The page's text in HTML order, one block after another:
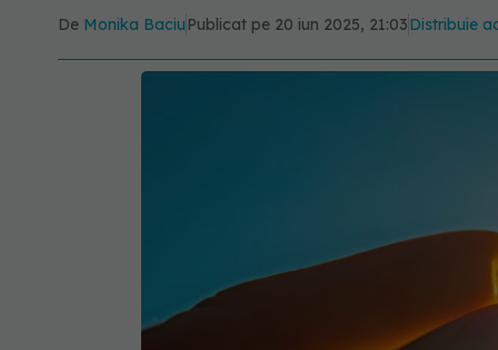
De Monika Baciu Publicat pe 20 iun 2025, 21:03Distribuie